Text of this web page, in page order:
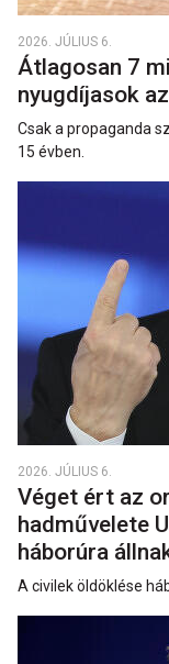
2026. JÚLIUS 6.
Átlagosan 7
nyugdíjasok
Csak a propaganda
15 évben.
2026. JÚLIUS 6.
Véget ért az
hadművelete
háborúra
A civilek öldöklése